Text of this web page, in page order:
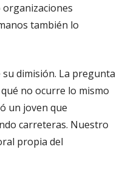
organizaciones
también lo
dimisión. La pregunta
no ocurre lo mismo
un joven que
carreteras. Nuestro
propia del